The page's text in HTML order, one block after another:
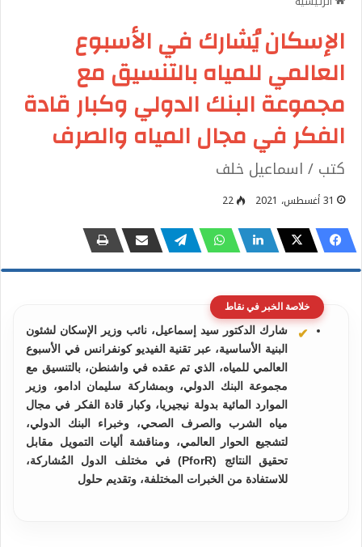
الإسكان يُشارك في الأسبوع
العالمي للمياه بالتنسيق مع
مجموعة البنك الدولي وكبار قادة
الفكر في مجال المياه والصرف
كتب / اسماعيل خلف
31 أغسطس، 2021 22
خلاصة الخبر في نقاط
شارك الدكتور سيد إسماعيل، نائب وزير الإسكان لشئون
البنية الأساسية، عبر تقنية الفيديو كونفرانس في الأسبوع
العالمي للمياه، الذي تم عقده في واشنطن، بالتنسيق مع
مجموعة البنك الدولي، وبمشاركة سليمان ادامو، وزير
الموارد المائية بدولة نيجيريا، وكبار قادة الفكر في مجال
مياه الشرب والصرف الصحي، وخبراء البنك الدولي،
لتشجيع الحوار العالمي، ومناقشة أليات التمويل مقابل
تحقيق النتائج (PforR) في مختلف الدول المُشاركة،
للاستفادة من الخبرات المختلفة، وتقديم حلول